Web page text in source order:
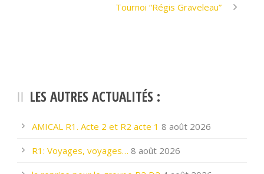
Tournoi “Régis Graveleau”
LES AUTRES ACTUALITÉS :
AMICAL R1. Acte 2 et R2 acte 1 8 août 2026
R1: Voyages, voyages… 8 août 2026